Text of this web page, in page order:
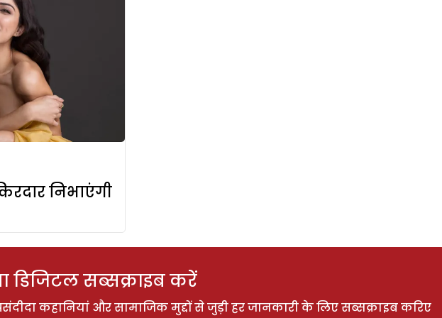
निभाएंगी
डिजिटल सब्सक्राइब करें
कहानियां और सामाजिक मुद्दों से जुड़ी हर जानकारी के लिए सब्सक्राइब करिए